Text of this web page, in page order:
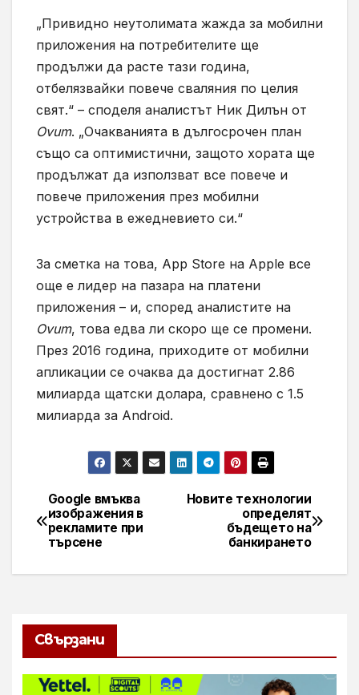
„Привидно неутолимата жажда за мобилни
приложения на потребителите ще
продължи да расте тази година,
отбелязвайки повече сваляния по целия
свят.“ – споделя аналистът Ник Дилън от
Ovum. „Очакванията в дългосрочен план
също са оптимистични, защото хората ще
продължат да използват все повече и
повече приложения през мобилни
устройства в ежедневието си.“
За сметка на това, App Store на Apple все
още е лидер на пазара на платени
приложения – и, според аналистите на
Ovum, това едва ли скоро ще се промени.
През 2016 година, приходите от мобилни
апликации се очаква да достигнат 2.86
милиарда щатски долара, сравнено с 1.5
милиарда за Android.
Навигация
Новите технологии
определят
бъдещето на
банкирането
Google вмъква
изображения в
рекламите при
търсене
Свързани